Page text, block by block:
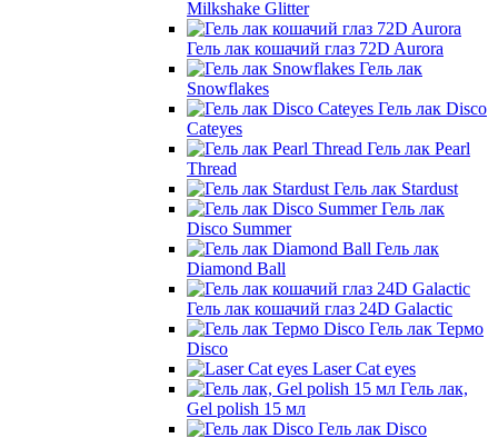
Milkshake Glitter
Гель лак кошачий глаз 72D Aurora
Гель лак
Snowflakes
Гель лак Disco
Cateyes
Гель лак Pearl
Thread
Гель лак Stardust
Гель лак
Disco Summer
Гель лак
Diamond Ball
Гель лак кошачий глаз 24D Galactic
Гель лак Термо
Disco
Laser Cat eyes
Гель лак,
Gel polish 15 мл
Гель лак Disco